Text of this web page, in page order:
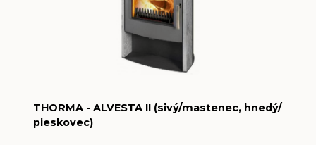
THORMA - ALVESTA II (sivý/mastenec, hnedý/
pieskovec)